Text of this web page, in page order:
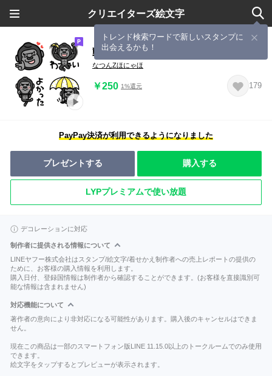
クリエイターズ絵文字
トレンド検索ワードで新しいスタンプに
出会えるかも！
動く☆ごりらの絵文字 ②
なつんZほにゃほ
￥250 1%還元 179
PayPay決済が利用できるようになりました
プレゼントする 購入する
LYPプレミアムで使い放題
デコレーションに対応
制作者に提供される情報について
LINEヤフー株式会社はスタンプ/絵文字/着せかえ制作者への売上レポートの提供の
ために、お客様の購入情報を利用します。
購入日付、登録国情報は制作者から確認することができます。(お客様を直接識別可
能な情報は含まれません)
対応機能について
著作者の意向により非対応になる可能性があります。購入後のキャンセルはできま
せん。
現在この商品は一部のスマートフォン版LINE 11.15.0以上のトークルームでのみ使用
できます。
絵文字をタップするとプレビューが表示されます。